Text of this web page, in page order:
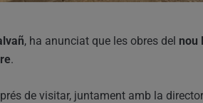
, ha anunciat que les obres del nou
.
de visitar, juntament amb la